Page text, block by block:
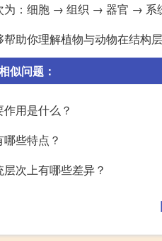
为：细胞 → 组织 → 器官 → 系
助你理解植物与动物在结构
似问题：
用是什么？
些特点？
次上有哪些差异？